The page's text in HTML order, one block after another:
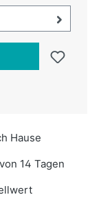
Hause
14 Tagen